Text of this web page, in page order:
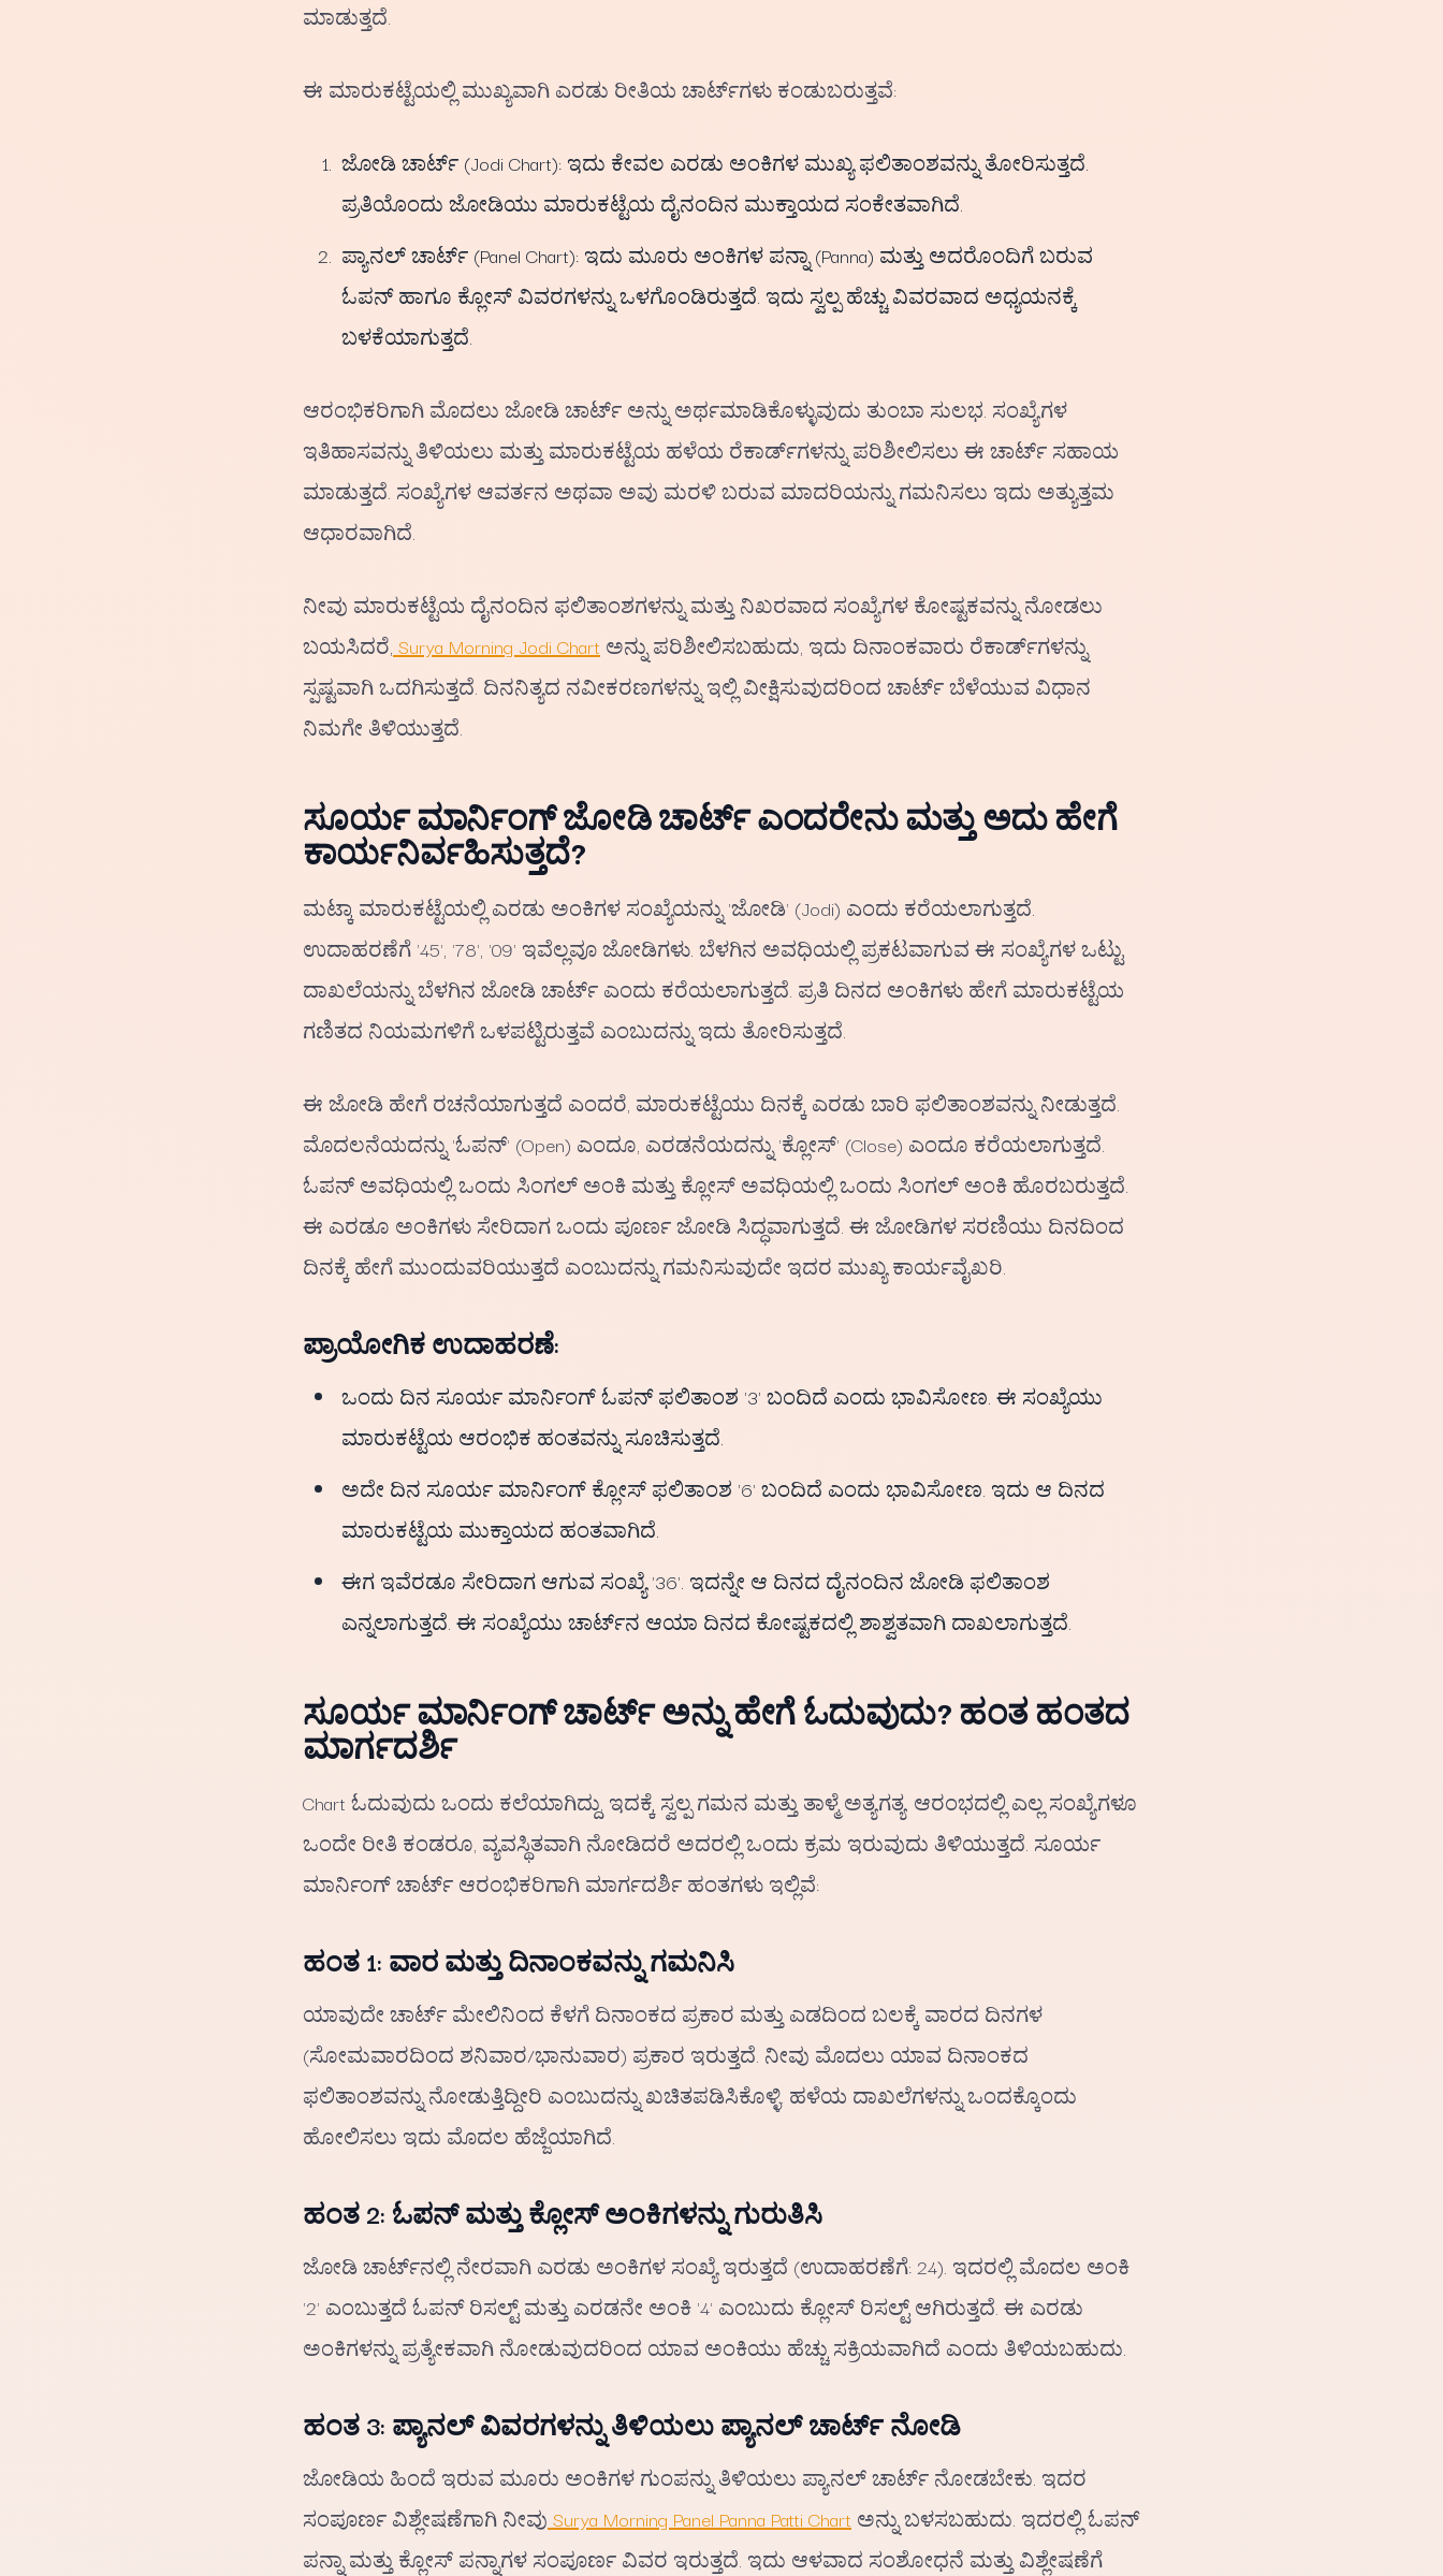
ಮಾಡುತ್ತದೆ.
ಈ ಮಾರುಕಟ್ಟೆಯಲ್ಲಿ ಮುಖ್ಯವಾಗಿ ಎರಡು ರೀತಿಯ ಚಾರ್ಟ್‌ಗಳು ಕಂಡುಬರುತ್ತವೆ:
ಜೋಡಿ ಚಾರ್ಟ್ (Jodi Chart): ಇದು ಕೇವಲ ಎರಡು ಅಂಕಿಗಳ ಮುಖ್ಯ ಫಲಿತಾಂಶವನ್ನು ತೋರಿಸುತ್ತದೆ.
ಪ್ರತಿಯೊಂದು ಜೋಡಿಯು ಮಾರುಕಟ್ಟೆಯ ದೈನಂದಿನ ಮುಕ್ತಾಯದ ಸಂಕೇತವಾಗಿದೆ.
ಪ್ಯಾನಲ್ ಚಾರ್ಟ್ (Panel Chart): ಇದು ಮೂರು ಅಂಕಿಗಳ ಪನ್ನಾ (Panna) ಮತ್ತು ಅದರೊಂದಿಗೆ ಬರುವ
ಓಪನ್ ಹಾಗೂ ಕ್ಲೋಸ್ ವಿವರಗಳನ್ನು ಒಳಗೊಂಡಿರುತ್ತದೆ. ಇದು ಸ್ವಲ್ಪ ಹೆಚ್ಚು ವಿವರವಾದ ಅಧ್ಯಯನಕ್ಕೆ
ಬಳಕೆಯಾಗುತ್ತದೆ.
ಆರಂಭಿಕರಿಗಾಗಿ ಮೊದಲು ಜೋಡಿ ಚಾರ್ಟ್ ಅನ್ನು ಅರ್ಥಮಾಡಿಕೊಳ್ಳುವುದು ತುಂಬಾ ಸುಲಭ. ಸಂಖ್ಯೆಗಳ
ಇತಿಹಾಸವನ್ನು ತಿಳಿಯಲು ಮತ್ತು ಮಾರುಕಟ್ಟೆಯ ಹಳೆಯ ರೆಕಾರ್ಡ್‌ಗಳನ್ನು ಪರಿಶೀಲಿಸಲು ಈ ಚಾರ್ಟ್ ಸಹಾಯ
ಮಾಡುತ್ತದೆ. ಸಂಖ್ಯೆಗಳ ಆವರ್ತನ ಅಥವಾ ಅವು ಮರಳಿ ಬರುವ ಮಾದರಿಯನ್ನು ಗಮನಿಸಲು ಇದು ಅತ್ಯುತ್ತಮ
ಆಧಾರವಾಗಿದೆ.
ನೀವು ಮಾರುಕಟ್ಟೆಯ ದೈನಂದಿನ ಫಲಿತಾಂಶಗಳನ್ನು ಮತ್ತು ನಿಖರವಾದ ಸಂಖ್ಯೆಗಳ ಕೋಷ್ಟಕವನ್ನು ನೋಡಲು
ಬಯಸಿದರೆ, Surya Morning Jodi Chart ಅನ್ನು ಪರಿಶೀಲಿಸಬಹುದು, ಇದು ದಿನಾಂಕವಾರು ರೆಕಾರ್ಡ್‌ಗಳನ್ನು
ಸ್ಪಷ್ಟವಾಗಿ ಒದಗಿಸುತ್ತದೆ. ದಿನನಿತ್ಯದ ನವೀಕರಣಗಳನ್ನು ಇಲ್ಲಿ ವೀಕ್ಷಿಸುವುದರಿಂದ ಚಾರ್ಟ್ ಬೆಳೆಯುವ ವಿಧಾನ
ನಿಮಗೇ ತಿಳಿಯುತ್ತದೆ.
ಸೂರ್ಯ ಮಾರ್ನಿಂಗ್ ಜೋಡಿ ಚಾರ್ಟ್ ಎಂದರೇನು ಮತ್ತು ಅದು ಹೇಗೆ
ಕಾರ್ಯನಿರ್ವಹಿಸುತ್ತದೆ?
ಮಟ್ಕಾ ಮಾರುಕಟ್ಟೆಯಲ್ಲಿ ಎರಡು ಅಂಕಿಗಳ ಸಂಖ್ಯೆಯನ್ನು 'ಜೋಡಿ' (Jodi) ಎಂದು ಕರೆಯಲಾಗುತ್ತದೆ.
ಉದಾಹರಣೆಗೆ '45', '78', '09' ಇವೆಲ್ಲವೂ ಜೋಡಿಗಳು. ಬೆಳಗಿನ ಅವಧಿಯಲ್ಲಿ ಪ್ರಕಟವಾಗುವ ಈ ಸಂಖ್ಯೆಗಳ ಒಟ್ಟು
ದಾಖಲೆಯನ್ನು ಬೆಳಗಿನ ಜೋಡಿ ಚಾರ್ಟ್ ಎಂದು ಕರೆಯಲಾಗುತ್ತದೆ. ಪ್ರತಿ ದಿನದ ಅಂಕಿಗಳು ಹೇಗೆ ಮಾರುಕಟ್ಟೆಯ
ಗಣಿತದ ನಿಯಮಗಳಿಗೆ ಒಳಪಟ್ಟಿರುತ್ತವೆ ಎಂಬುದನ್ನು ಇದು ತೋರಿಸುತ್ತದೆ.
ಈ ಜೋಡಿ ಹೇಗೆ ರಚನೆಯಾಗುತ್ತದೆ ಎಂದರೆ, ಮಾರುಕಟ್ಟೆಯು ದಿನಕ್ಕೆ ಎರಡು ಬಾರಿ ಫಲಿತಾಂಶವನ್ನು ನೀಡುತ್ತದೆ.
ಮೊದಲನೆಯದನ್ನು 'ಓಪನ್' (Open) ಎಂದೂ, ಎರಡನೆಯದನ್ನು 'ಕ್ಲೋಸ್' (Close) ಎಂದೂ ಕರೆಯಲಾಗುತ್ತದೆ.
ಓಪನ್ ಅವಧಿಯಲ್ಲಿ ಒಂದು ಸಿಂಗಲ್ ಅಂಕಿ ಮತ್ತು ಕ್ಲೋಸ್ ಅವಧಿಯಲ್ಲಿ ಒಂದು ಸಿಂಗಲ್ ಅಂಕಿ ಹೊರಬರುತ್ತದೆ.
ಈ ಎರಡೂ ಅಂಕಿಗಳು ಸೇರಿದಾಗ ಒಂದು ಪೂರ್ಣ ಜೋಡಿ ಸಿದ್ಧವಾಗುತ್ತದೆ. ಈ ಜೋಡಿಗಳ ಸರಣಿಯು ದಿನದಿಂದ
ದಿನಕ್ಕೆ ಹೇಗೆ ಮುಂದುವರಿಯುತ್ತದೆ ಎಂಬುದನ್ನು ಗಮನಿಸುವುದೇ ಇದರ ಮುಖ್ಯ ಕಾರ್ಯವೈಖರಿ.
ಪ್ರಾಯೋಗಿಕ ಉದಾಹರಣೆ:
ಒಂದು ದಿನ ಸೂರ್ಯ ಮಾರ್ನಿಂಗ್ ಓಪನ್ ಫಲಿತಾಂಶ '3' ಬಂದಿದೆ ಎಂದು ಭಾವಿಸೋಣ. ಈ ಸಂಖ್ಯೆಯು
ಮಾರುಕಟ್ಟೆಯ ಆರಂಭಿಕ ಹಂತವನ್ನು ಸೂಚಿಸುತ್ತದೆ.
ಅದೇ ದಿನ ಸೂರ್ಯ ಮಾರ್ನಿಂಗ್ ಕ್ಲೋಸ್ ಫಲಿತಾಂಶ '6' ಬಂದಿದೆ ಎಂದು ಭಾವಿಸೋಣ. ಇದು ಆ ದಿನದ
ಮಾರುಕಟ್ಟೆಯ ಮುಕ್ತಾಯದ ಹಂತವಾಗಿದೆ.
ಈಗ ಇವೆರಡೂ ಸೇರಿದಾಗ ಆಗುವ ಸಂಖ್ಯೆ '36'. ಇದನ್ನೇ ಆ ದಿನದ ದೈನಂದಿನ ಜೋಡಿ ಫಲಿತಾಂಶ
ಎನ್ನಲಾಗುತ್ತದೆ. ಈ ಸಂಖ್ಯೆಯು ಚಾರ್ಟ್‌ನ ಆಯಾ ದಿನದ ಕೋಷ್ಟಕದಲ್ಲಿ ಶಾಶ್ವತವಾಗಿ ದಾಖಲಾಗುತ್ತದೆ.
ಸೂರ್ಯ ಮಾರ್ನಿಂಗ್ ಚಾರ್ಟ್ ಅನ್ನು ಹೇಗೆ ಓದುವುದು? ಹಂತ ಹಂತದ
ಮಾರ್ಗದರ್ಶಿ
Chart ಓದುವುದು ಒಂದು ಕಲೆಯಾಗಿದ್ದು, ಇದಕ್ಕೆ ಸ್ವಲ್ಪ ಗಮನ ಮತ್ತು ತಾಳ್ಮೆ ಅತ್ಯಗತ್ಯ. ಆರಂಭದಲ್ಲಿ ಎಲ್ಲ ಸಂಖ್ಯೆಗಳೂ
ಒಂದೇ ರೀತಿ ಕಂಡರೂ, ವ್ಯವಸ್ಥಿತವಾಗಿ ನೋಡಿದರೆ ಅದರಲ್ಲಿ ಒಂದು ಕ್ರಮ ಇರುವುದು ತಿಳಿಯುತ್ತದೆ. ಸೂರ್ಯ
ಮಾರ್ನಿಂಗ್ ಚಾರ್ಟ್ ಆರಂಭಿಕರಿಗಾಗಿ ಮಾರ್ಗದರ್ಶಿ ಹಂತಗಳು ಇಲ್ಲಿವೆ:
ಹಂತ 1: ವಾರ ಮತ್ತು ದಿನಾಂಕವನ್ನು ಗಮನಿಸಿ
ಯಾವುದೇ ಚಾರ್ಟ್ ಮೇಲಿನಿಂದ ಕೆಳಗೆ ದಿನಾಂಕದ ಪ್ರಕಾರ ಮತ್ತು ಎಡದಿಂದ ಬಲಕ್ಕೆ ವಾರದ ದಿನಗಳ
(ಸೋಮವಾರದಿಂದ ಶನಿವಾರ/ಭಾನುವಾರ) ಪ್ರಕಾರ ಇರುತ್ತದೆ. ನೀವು ಮೊದಲು ಯಾವ ದಿನಾಂಕದ
ಫಲಿತಾಂಶವನ್ನು ನೋಡುತ್ತಿದ್ದೀರಿ ಎಂಬುದನ್ನು ಖಚಿತಪಡಿಸಿಕೊಳ್ಳಿ. ಹಳೆಯ ದಾಖಲೆಗಳನ್ನು ಒಂದಕ್ಕೊಂದು
ಹೋಲಿಸಲು ಇದು ಮೊದಲ ಹೆಜ್ಜೆಯಾಗಿದೆ.
ಹಂತ 2: ಓಪನ್ ಮತ್ತು ಕ್ಲೋಸ್ ಅಂಕಿಗಳನ್ನು ಗುರುತಿಸಿ
ಜೋಡಿ ಚಾರ್ಟ್‌ನಲ್ಲಿ ನೇರವಾಗಿ ಎರಡು ಅಂಕಿಗಳ ಸಂಖ್ಯೆ ಇರುತ್ತದೆ (ಉದಾಹರಣೆಗೆ: 24). ಇದರಲ್ಲಿ ಮೊದಲ ಅಂಕಿ
'2' ಎಂಬುತ್ತದೆ ಓಪನ್ ರಿಸಲ್ಟ್ ಮತ್ತು ಎರಡನೇ ಅಂಕಿ '4' ಎಂಬುದು ಕ್ಲೋಸ್ ರಿಸಲ್ಟ್ ಆಗಿರುತ್ತದೆ. ಈ ಎರಡು
ಅಂಕಿಗಳನ್ನು ಪ್ರತ್ಯೇಕವಾಗಿ ನೋಡುವುದರಿಂದ ಯಾವ ಅಂಕಿಯು ಹೆಚ್ಚು ಸಕ್ರಿಯವಾಗಿದೆ ಎಂದು ತಿಳಿಯಬಹುದು.
ಹಂತ 3: ಪ್ಯಾನಲ್ ವಿವರಗಳನ್ನು ತಿಳಿಯಲು ಪ್ಯಾನಲ್ ಚಾರ್ಟ್ ನೋಡಿ
ಜೋಡಿಯ ಹಿಂದೆ ಇರುವ ಮೂರು ಅಂಕಿಗಳ ಗುಂಪನ್ನು ತಿಳಿಯಲು ಪ್ಯಾನಲ್ ಚಾರ್ಟ್ ನೋಡಬೇಕು. ಇದರ
ಸಂಪೂರ್ಣ ವಿಶ್ಲೇಷಣೆಗಾಗಿ ನೀವು Surya Morning Panel Panna Patti Chart ಅನ್ನು ಬಳಸಬಹುದು. ಇದರಲ್ಲಿ ಓಪನ್
ಪನ್ನಾ ಮತ್ತು ಕ್ಲೋಸ್ ಪನ್ನಾಗಳ ಸಂಪೂರ್ಣ ವಿವರ ಇರುತ್ತದೆ. ಇದು ಆಳವಾದ ಸಂಶೋಧನೆ ಮತ್ತು ವಿಶ್ಲೇಷಣೆಗೆ